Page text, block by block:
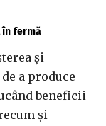
fermă
şi
a produce
beneficii
şi